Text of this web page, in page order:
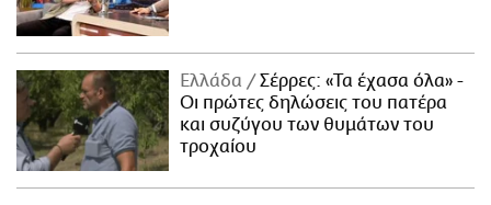
Ελλάδα
Σέρρες: «Τα έχασα όλα» -
Οι πρώτες δηλώσεις του πατέρα
και συζύγου των θυμάτων του
τροχαίου